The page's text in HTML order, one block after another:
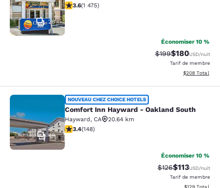
28
3.59 étoiles. Bien. 1475 commentaires
3.6(1 475)
Économiser 10 %
Tarif barré :
$199Tarif réduit :
$180USD/nuit
Tarif de membre
Afficher les
$208 Total
Comfort Inn Hayward - Oakland
19
NOUVEAU CHEZ CHOICE HOTELS
Comfort Inn Hayward - Oakland South
Hayward, CA
20.64 km
3.41 étoiles. Bien. 148 commentaires
3.4(148)
Économiser 10 %
Tarif barré :
$126Tarif réduit :
$113USD/nuit
Tarif de membre
Afficher les
$129 Total